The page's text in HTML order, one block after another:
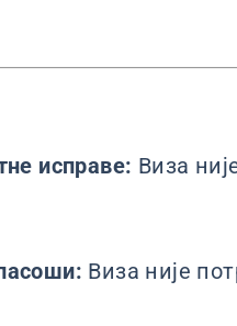
исправе: Виза
Виза није